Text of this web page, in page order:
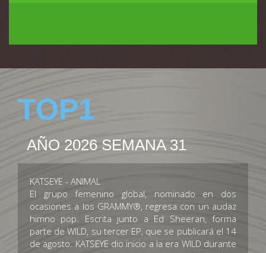
TOP1
AÑO 2026 SEMANA 31
KATSEYE - ANIMAL
El grupo femenino global, nominado en dos
ocasiones a los GRAMMY®, regresa con un audaz
himno pop. Escrita junto a Ed Sheeran, forma
parte de WILD, su tercer EP, que se publicará el 14
de agosto. KATSEYE dio inicio a la era WILD durante